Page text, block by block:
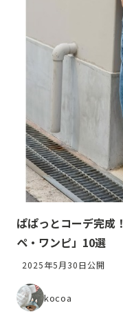
ぱぱっとコーデ完成
ペ・ワンピ」10選
2025年5月30日公開
kocoa